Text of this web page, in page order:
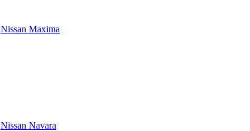
Nissan Maxima
Nissan Navara